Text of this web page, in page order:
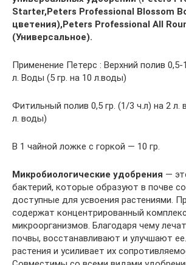
Starter,Peters Professional Blossom
цветения),Peters Professional All
(Универсальное).
Применение Петерс : Верхний полив 0,5-
л. Воды (5 гр. на 10 л.воды)
Фитильный полив 0,5 гр. (1/3 ч.л) на 2 л.
л. воды)
В 1 чайной ложке с горкой — 10 гр.
Микробиологические удобрения —
бактерий, которые образуют в почве
доступные для усвоения растениями.
содержат концентрированный комплекс
микроорганизмов. Благодаря чему
почвы, восстанавливают и улучшают
растения и усиливает их